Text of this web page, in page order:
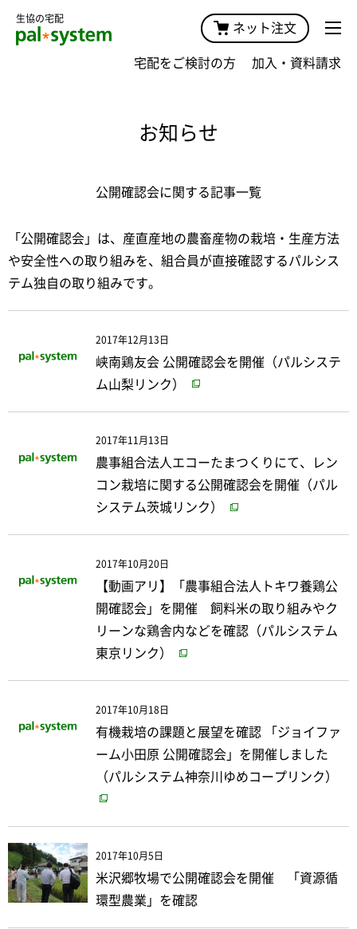
生協の宅配
ネット注文
宅配をご検討の方 加入・資料請求
お知らせ
公開確認会に関する記事一覧
「公開確認会」は、産直産地の農畜産物の栽培・生産方法
や安全性への取り組みを、組合員が直接確認するパルシス
テム独自の取り組みです。
2017年12月13日
峡南鶏友会 公開確認会を開催（パルシステ
ム山梨リンク）
2017年11月13日
農事組合法人エコーたまつくりにて、レン
コン栽培に関する公開確認会を開催（パル
システム茨城リンク）
2017年10月20日
【動画アリ】「農事組合法人トキワ養鶏公
開確認会」を開催 飼料米の取り組みやク
リーンな鶏舎内などを確認（パルシステム
東京リンク）
2017年10月18日
有機栽培の課題と展望を確認 「ジョイファ
ーム小田原 公開確認会」を開催しました
（パルシステム神奈川ゆめコープリンク）
2017年10月5日
米沢郷牧場で公開確認会を開催 「資源循
環型農業」を確認